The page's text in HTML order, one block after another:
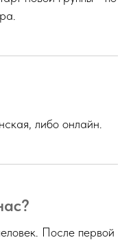
либо онлайн.
После первой